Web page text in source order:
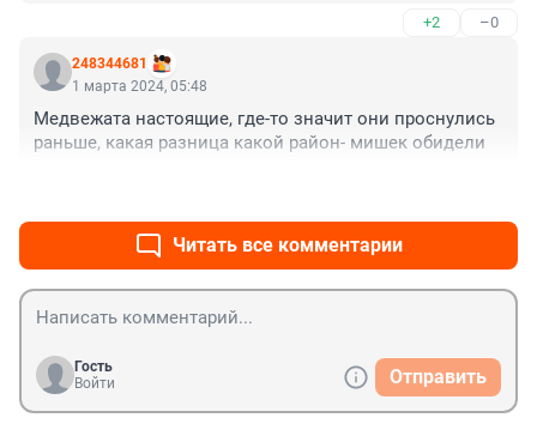
+2 –0
248344681
1 марта 2024, 05:48
Медвежата настоящие, где-то значит они проснулись
раньше, какая разница какой район- мишек обидели
Читать все комментарии
Гость
Войти
Отправить